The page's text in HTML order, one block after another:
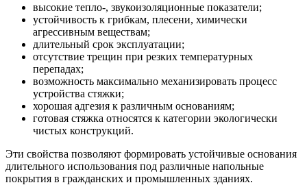
высокие тепло-, звукоизоляционные показатели;
устойчивость к грибкам, плесени, химически
агрессивным веществам;
длительный срок эксплуатации;
отсутствие трещин при резких температурных
перепадах;
возможность максимально механизировать процесс
устройства стяжки;
хорошая адгезия к различным основаниям;
готовая стяжка относятся к категории экологически
чистых конструкций.
Эти свойства позволяют формировать устойчивые основания
длительного использования под различные напольные
покрытия в гражданских и промышленных зданиях.